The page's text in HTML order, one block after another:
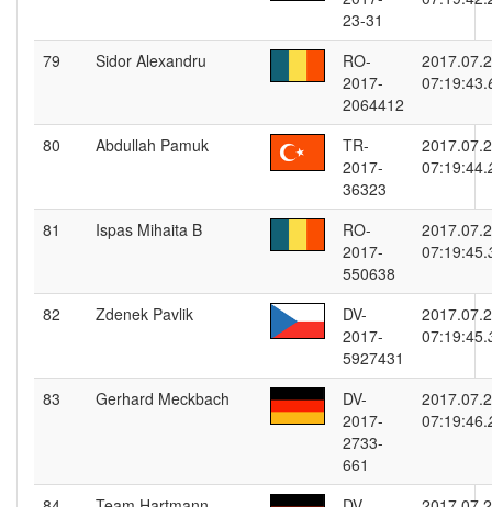
23-31
79 Sidor Alexandru
RO-
2017-
2064412
07:19:43.
80 Abdullah Pamuk
TR-
2017-
36323
07:19:44.
81 Ispas Mihaita B
RO-
2017-
550638
07:19:45.
82 Zdenek Pavlik
DV-
2017-
5927431
07:19:45.
83 Gerhard Meckbach
DV-
2017-
2733-
661
07:19:46.